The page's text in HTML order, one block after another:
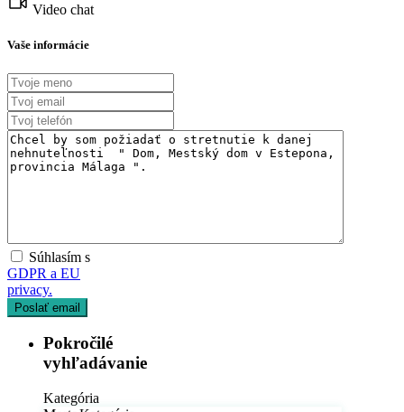
Video chat
Vaše informácie
Súhlasím s
GDPR a EU
privacy.
Pokročilé
vyhľadávanie
Kategória